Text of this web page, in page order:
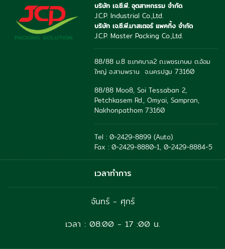
บริษัท เจ.ซี.พี. อุตสาหกรรม จำกัด
J.C.P. Industrial Co.,Ltd.
บริษัท เจ.ซี.พี.มาสเตอร์ แพคกิ้ง จำกัด
J.C.P. Master Packing Co.,Ltd.
88/88 ม.8 ซ.เทศบาล2 ถ.เพชรเกษม ต.อ้อม
ใหญ่ อ.สามพราน จ.นครปฐม 73160
88/88 Moo8, Soi Tessaban 2,
Petchkasem Rd., Omyai, Sampran,
Nakhonpathom 73160
Tel : 0-2429-8899 (Auto)
Fax : 0-2429-8880-1, 0-2429-8884-5
เวลาทำการ
จันทร์ - ศุกร์
เวลา : 08:00 - 17 :00 น.